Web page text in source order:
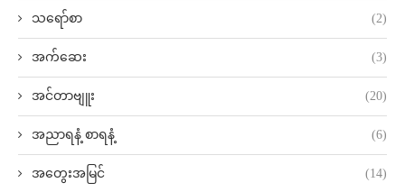
သရော်စာ (2)
အက်ဆေး (3)
အင်တာဗျူး (20)
အညာရနံ့ စာရနံ့ (6)
အတွေးအမြင် (14)